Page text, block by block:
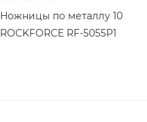
Ножницы по металлу 10
ROCKFORCE RF-5055P1